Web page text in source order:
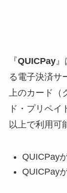
『QUICPay』
る電子決済サ
上のカード（
ド・プリペ
以上で利用可
QUICPay
QUICPay